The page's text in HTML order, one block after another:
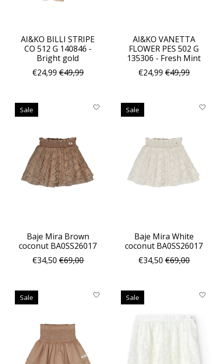
AI&KO BILLI STRIPE
CO 512 G 140846 -
Bright gold
€24,99 €49,99
AI&KO VANETTA
FLOWER PES 502 G
135306 - Fresh Mint
€24,99 €49,99
Sale
Baje Mira Brown
coconut BA0SS26017
€34,50 €69,00
Sale
Baje Mira White
coconut BA0SS26017
€34,50 €69,00
Sale Sale